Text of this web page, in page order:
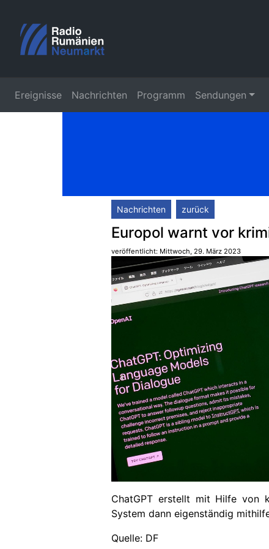
Ereignisse Nachrichten Programm Sendungen
Nachrichten zurück
Europol warnt vor
veröffentlicht: Mittwoch, 29. März 2023
ChatGPT erstellt mit Hilfe von
System dann eigenständig
Quelle: DF